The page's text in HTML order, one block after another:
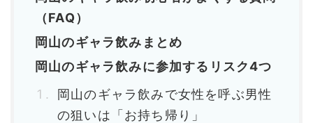
（FAQ）
岡山のギャラ飲みまとめ
岡山のギャラ飲みに参加するリスク4つ
岡山のギャラ飲みで女性を呼ぶ男性
の狙いは「お持ち帰り」